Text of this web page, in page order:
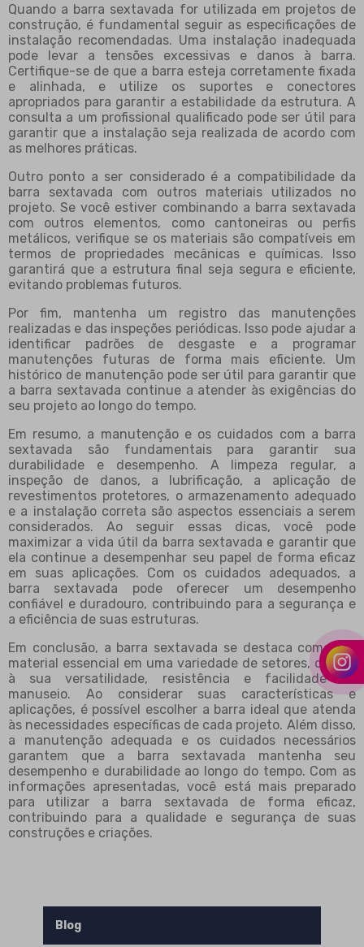
Quando a barra sextavada for utilizada em projetos de
construção, é fundamental seguir as especificações de
instalação recomendadas. Uma instalação inadequada
pode levar a tensões excessivas e danos à barra.
Certifique-se de que a barra esteja corretamente fixada
e alinhada, e utilize os suportes e conectores
apropriados para garantir a estabilidade da estrutura. A
consulta a um profissional qualificado pode ser útil para
garantir que a instalação seja realizada de acordo com
as melhores práticas.
Outro ponto a ser considerado é a compatibilidade da
barra sextavada com outros materiais utilizados no
projeto. Se você estiver combinando a barra sextavada
com outros elementos, como cantoneiras ou perfis
metálicos, verifique se os materiais são compatíveis em
termos de propriedades mecânicas e químicas. Isso
garantirá que a estrutura final seja segura e eficiente,
evitando problemas futuros.
Por fim, mantenha um registro das manutenções
realizadas e das inspeções periódicas. Isso pode ajudar a
identificar padrões de desgaste e a programar
manutenções futuras de forma mais eficiente. Um
histórico de manutenção pode ser útil para garantir que
a barra sextavada continue a atender às exigências do
seu projeto ao longo do tempo.
Em resumo, a manutenção e os cuidados com a barra
sextavada são fundamentais para garantir sua
durabilidade e desempenho. A limpeza regular, a
inspeção de danos, a lubrificação, a aplicação de
revestimentos protetores, o armazenamento adequado
e a instalação correta são aspectos essenciais a serem
considerados. Ao seguir essas dicas, você pode
maximizar a vida útil da barra sextavada e garantir que
ela continue a desempenhar seu papel de forma eficaz
em suas aplicações. Com os cuidados adequados, a
barra sextavada pode oferecer um desempenho
confiável e duradouro, contribuindo para a segurança e
a eficiência de suas estruturas.
Em conclusão, a barra sextavada se destaca como um
material essencial em uma variedade de setores, devido
à sua versatilidade, resistência e facilidade de
manuseio. Ao considerar suas características e
aplicações, é possível escolher a barra ideal que atenda
às necessidades específicas de cada projeto. Além disso,
a manutenção adequada e os cuidados necessários
garantem que a barra sextavada mantenha seu
desempenho e durabilidade ao longo do tempo. Com as
informações apresentadas, você está mais preparado
para utilizar a barra sextavada de forma eficaz,
contribuindo para a qualidade e segurança de suas
construções e criações.
Blog